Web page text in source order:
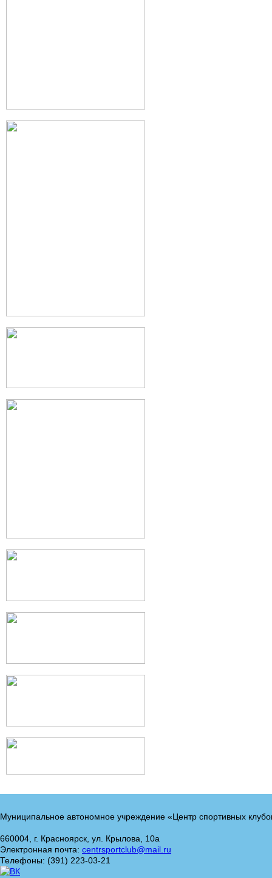
Муниципальное автономное учреждение «Центр спортивных
660004, г. Красноярск, ул. Крылова, 10а
Электронная почта: centrsportclub@mail.ru
Телефоны: (391) 223-03-21